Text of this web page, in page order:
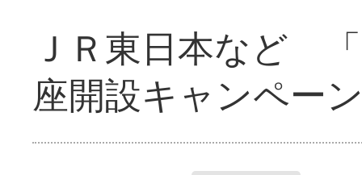
ＪＲ東日本など
座開設キャンペー